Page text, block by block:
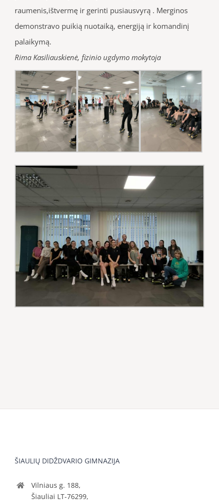
raumenis,ištvermę ir gerinti pusiausvyrą . Merginos
demonstravo puikią nuotaiką, energiją ir komandinį
palaikymą.
Rima Kasiliauskienė, fizinio ugdymo mokytoja
ŠIAULIŲ DIDŽDVARIO GIMNAZIJA
Vilniaus g. 188,
Šiauliai LT-76299,